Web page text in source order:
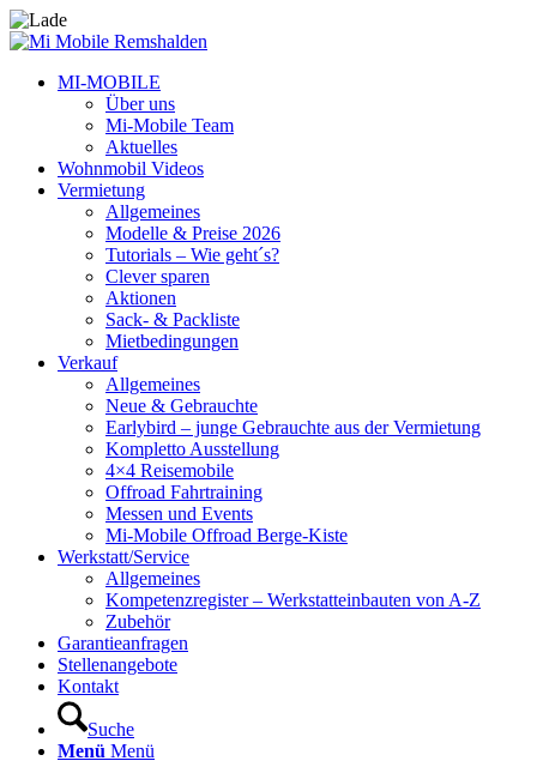
MI-MOBILE
Über uns
Mi-Mobile Team
Aktuelles
Wohnmobil Videos
Vermietung
Allgemeines
Modelle & Preise 2026
Tutorials – Wie geht´s?
Clever sparen
Aktionen
Sack- & Packliste
Mietbedingungen
Verkauf
Allgemeines
Neue & Gebrauchte
Earlybird – junge Gebrauchte aus der Vermietung
Kompletto Ausstellung
4×4 Reisemobile
Offroad Fahrtraining
Messen und Events
Mi-Mobile Offroad Berge-Kiste
Werkstatt/Service
Allgemeines
Kompetenzregister – Werkstatteinbauten von A-Z
Zubehör
Garantieanfragen
Stellenangebote
Kontakt
Suche
Menü Menü